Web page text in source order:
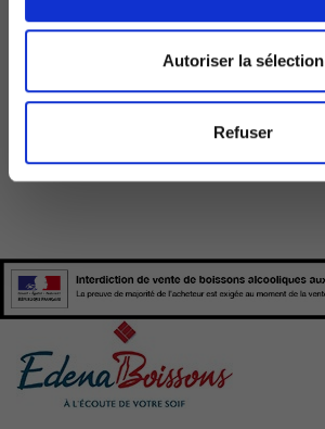
Autoriser la sélection
Refuser
AJOUTER AU PANIER
Categories: Vins Français